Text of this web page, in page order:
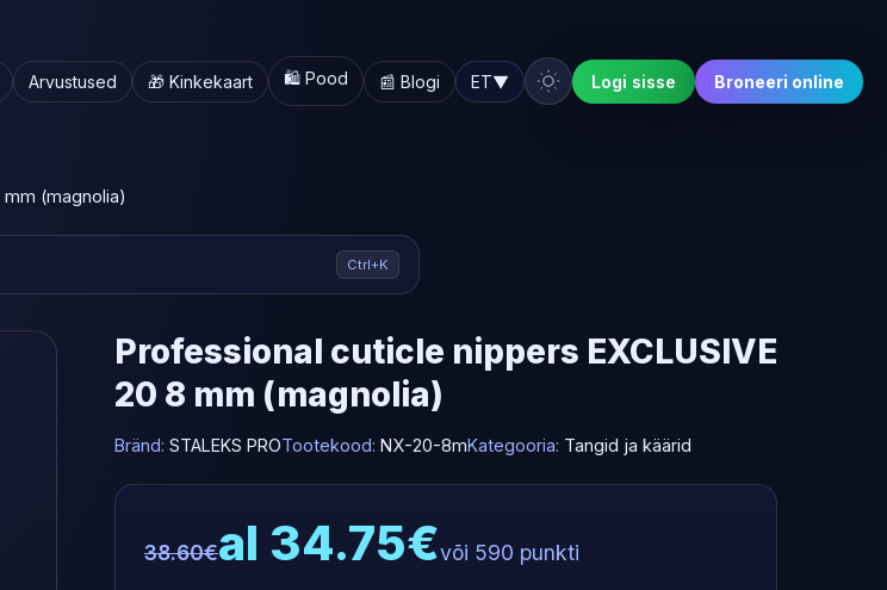
Arvustused 🎁 Kinkekaart 🛍️ Pood 📰 Blogi ET▼ Logi sisse Broneeri online
(magnolia)
Ctrl+K
Professional cuticle nippers EXCLUSIVE
20 8 mm (magnolia)
Bränd: STALEKS PROTootekood: NX-20-8mKategooria: Tangid ja käärid
38.60€al 34.75€või 590 punkti